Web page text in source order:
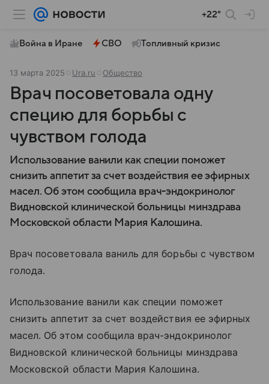
+22°
Война в Иране СВО Топливный кризис
13 марта 2025 Ura.ru Общество
Врач посоветовала одну
специю для борьбы с
чувством голода
Использование ванили как специи поможет
снизить аппетит за счет воздействия ее эфирных
масел. Об этом сообщила врач-эндокринолог
Видновской клинической больницы минздрава
Московской области Мария Калошина.
Врач посоветовала ваниль для борьбы с чувством
голода.
Использование ванили как специи поможет
снизить аппетит за счет воздействия ее эфирных
масел. Об этом сообщила врач-эндокринолог
Видновской клинической больницы минздрава
Московской области Мария Калошина.